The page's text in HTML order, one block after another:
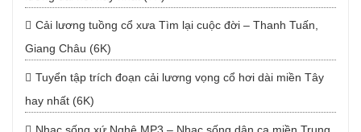
Cải lương tuồng cổ xưa Tìm lại cuộc đời – Thanh Tuấn,
Giang Châu (6K)
Tuyển tập trích đoạn cải lương vọng cổ hơi dài miền Tây
hay nhất (6K)